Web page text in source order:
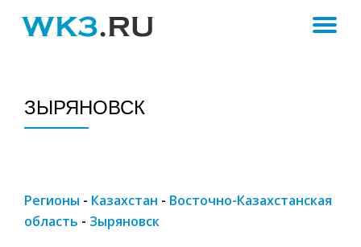
ЗЫРЯНОВСК
Регионы - Казахстан - Восточно-Казахстанская
область - Зыряновск